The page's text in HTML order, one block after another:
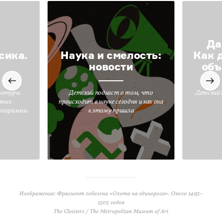
Наука и смелость:
новости
Детский подкаст о том, что
происходит в науке сегодня и как она
к этому пришла
Да
Как
Детский
Изображения: Фрагмент гобелена «Охота на единорога». Около 1495–
1505 годов
The Cloisters / The Metropolitan Museum of Art